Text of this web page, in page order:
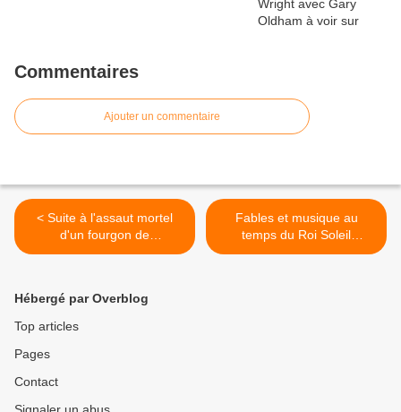
Commentaires
Ajouter un commentaire
< Suite à l'assaut mortel
d'un fourgon de
l'administration pénitentiaire
Fables et musique au
temps du Roi Soleil
dimanche 2 juin à
Hébergé par Overblog
Top articles
Pages
Contact